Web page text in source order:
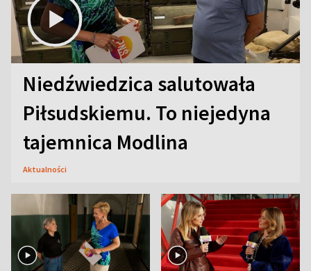
Niedźwiedzica salutowała
Piłsudskiemu. To niejedyna
tajemnica Modlina
Aktualności